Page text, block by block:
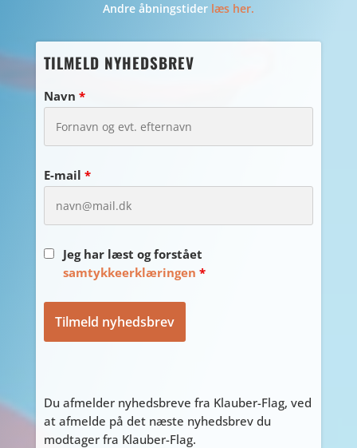
Andre åbningstider læs her.
TILMELD NYHEDSBREV
Navn *
E-mail *
Jeg har læst og forstået
samtykkeerklæringen *
Du afmelder nyhedsbreve fra Klauber-Flag, ved
at afmelde på det næste nyhedsbrev du
modtager fra Klauber-Flag.